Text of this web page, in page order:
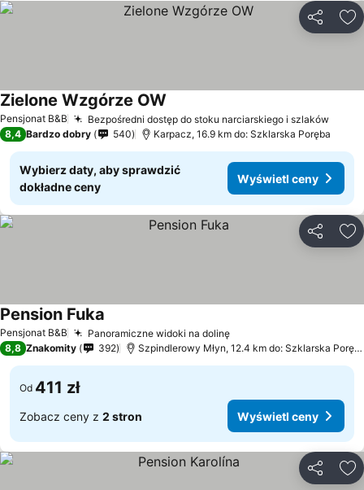
Pensjonat B&B Bezpośredni dostęp do stoku narciarskiego i szlaków
Zielone Wzgórze OW
8,4 Bardzo dobry 540 Karpacz, 16.9 km do: Szklarska Poręba
Wybierz daty, aby sprawdzić
dokładne ceny
Wyświetl ceny
Pensjonat B&B Panoramiczne widoki na dolinę
Pension Fuka
8,8 Znakomity 392 Szpindlerowy Młyn, 12.4 km do: Szklarska Poręba
Od 411 zł
Zobacz ceny z 2 stron Wyświetl ceny